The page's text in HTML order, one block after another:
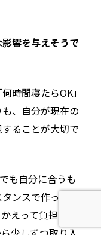
響を与えそうで
時間寝たらOK」
、自分が現在の
ることが大切で
も自分に合うも
ンスで作ってい
えって負担にな